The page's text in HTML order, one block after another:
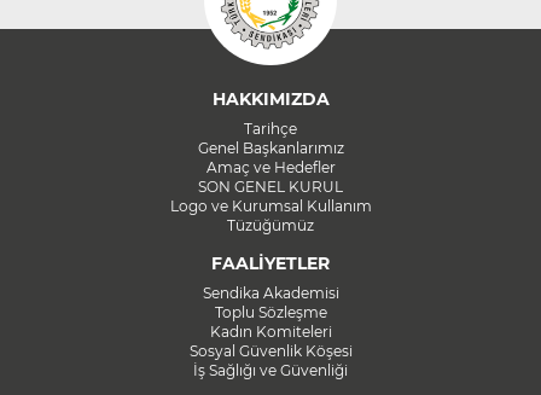
HAKKIMIZDA
Tarihçe
Genel Başkanlarımız
Amaç ve Hedefler
SON GENEL KURUL
Logo ve Kurumsal Kullanım
Tüzüğümüz
FAALİYETLER
Sendika Akademisi
Toplu Sözleşme
Kadın Komiteleri
Sosyal Güvenlik Köşesi
İş Sağlığı ve Güvenliği